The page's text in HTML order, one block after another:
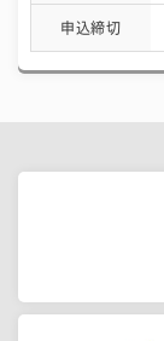
申込締切